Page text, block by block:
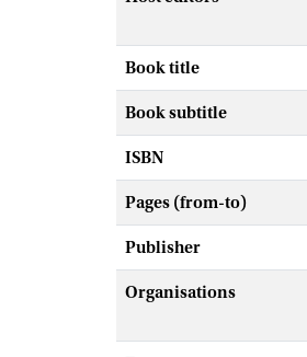
Book title
Book subtitle
ISBN
Pages (from-to)
Publisher
Organisations